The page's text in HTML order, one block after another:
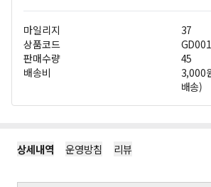
마일리지
37
상품코드
판매수량
45
배송비
3,000
배송)
상세내역 운영방침 리뷰